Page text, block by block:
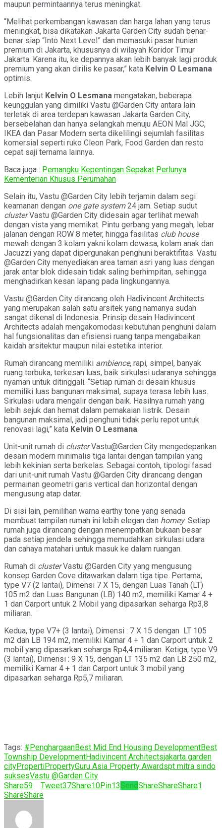
maupun permintaannya terus meningkat.
“Melihat perkembangan kawasan dan harga lahan yang terus
meningkat, bisa dikatakan Jakarta Garden City sudah benar-
benar siap “Into Next Level” dan memasuki pasar hunian
premium di Jakarta, khususnya di wilayah Koridor Timur
Jakarta. Karena itu, ke depannya akan lebih banyak lagi produk
premium yang akan dirilis ke pasar,” kata Kelvin O Lesmana
optimis.
Lebih lanjut Kelvin O Lesmana mengatakan, beberapa
keunggulan yang dimiliki Vastu @Garden City antara lain
terletak di area terdepan kawasan Jakarta Garden City,
bersebelahan dan hanya selangkah menuju AEON Mal JGC,
IKEA dan Pasar Modern serta dikelilingi sejumlah fasilitas
komersial seperti ruko Cleon Park, Food Garden dan resto
cepat saji ternama lainnya.
Baca juga : Pemangku Kepentingan Sepakat Perlunya
Kementerian Khusus Perumahan
Selain itu, Vastu @Garden City lebih terjamin dalam segi
keamanan dengan one gate system24 jam. Setiap sudut
clusterVastu @Garden City didesain agar terlihat mewah
dengan vista yang memikat. Pintu gerbang yang megah, lebar
jalanan dengan ROW 8 meter, hingga fasilitas club house
mewah dengan 3 kolam yakni kolam dewasa, kolam anak dan
Jacuzzi yang dapat dipergunakan penghuni beraktifitas. Vastu
@Garden City menyediakan area taman asri yang luas dengan
jarak antar blok didesain tidak saling berhimpitan, sehingga
menghadirkan kesan lapang pada lingkungannya.
Vastu @Garden City dirancang oleh Hadivincent Architects
yang merupakan salah satu arsitek yang namanya sudah
sangat dikenal di Indonesia. Prinsip desain Hadivincent
Architects adalah mengakomodasi kebutuhan penghuni dalam
hal fungsionalitas dan efisiensi ruang tanpa mengabaikan
kaidah arsitektur maupun nilai estetika interior.
Rumah dirancang memiliki ambience, rapi, simpel, banyak
ruang terbuka, terkesan luas, baik sirkulasi udaranya sehingga
nyaman untuk ditinggali. “Setiap rumah di desain khusus
memiliki luas bangunan maksimal, supaya terasa lebih luas.
Sirkulasi udara mengalir dengan baik. Hasilnya rumah yang
lebih sejuk dan hemat dalam pemakaian listrik. Desain
bangunan maksimal, jadi penghuni tidak perlu repot untuk
renovasi lagi,” kata Kelvin O Lesmana.
Unit-unit rumah di clusterVastu@Garden City mengedepankan
desain modern minimalis tiga lantai dengan tampilan yang
lebih kekinian serta berkelas. Sebagai contoh, tipologi fasad
dari unit-unit rumah Vastu @Garden City dirancang dengan
permainan geometri garis vertical dan horizontal dengan
mengusung atap datar.
Di sisi lain, pemilihan warna earthy tone yang senada
membuat tampilan rumah ini lebih elegan dan homey. Setiap
rumah juga dirancang dengan menempatkan bukaan besar
pada setiap jendela sehingga memudahkan sirkulasi udara
dan cahaya matahari untuk masuk ke dalam ruangan.
Rumah di clusterVastu @Garden City yang mengusung
konsep Garden Cove ditawarkan dalam tiga tipe. Pertama,
type V7 (2 lantai), Dimensi 7 X 15, dengan Luas Tanah (LT)
105 m2 dan Luas Bangunan (LB) 140 m2, memiliki Kamar 4 +
1 dan Carport untuk 2 Mobil yang dipasarkan seharga Rp3,8
miliaran.
Kedua, type V7+ (3 lantai), Dimensi : 7 X 15 dengan LT 105
m2 dan LB 194 m2, memiliki Kamar 4 + 1 dan Carport untuk 2
mobil yang dipasarkan seharga Rp4,4 miliaran. Ketiga, type V9
(3 lantai), Dimensi : 9 X 15, dengan LT 135 m2 dan LB 250 m2,
memiliki Kamar 4 + 1 dan Carport untuk 3 mobil yang
dipasarkan seharga Rp5,7 miliaran.
Tags: #PenghargaanBest Mid End Housing DevelopmentBest
Township DevelopmentHadivincent Architectsjakarta garden
cityPropertiPropertyGuru Asia Property Awardspt mitra sindo
suksesVastu @Garden City
Share59 Tweet37Share10Pin13SendShareShareShare1
ShareShare